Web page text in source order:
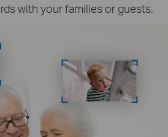
with your families or guests.